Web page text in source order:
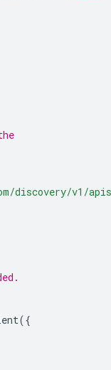
discovery/v1/
({